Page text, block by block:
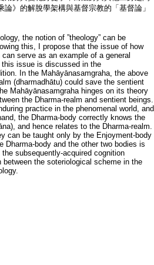
》的解脫學架構與基督宗教的「基督論」
the notion of ”theology” can be
this, I propose that the issue of how
serve as an example of a general
issue is discussed in the
In the Mahāyānasamgraha, the above
(dharmadhātu) could save the sentient
Mahāyānasamgraha hinges on its theory
the Dharma-realm and sentient beings.
practice in the phenomenal world, and
the Dharma-body correctly knows the
and hence relates to the Dharma-realm.
can be taught only by the Enjoyment-body
Dharma-body and the other two bodies is
subsequently-acquired cognition
the soteriological scheme in the